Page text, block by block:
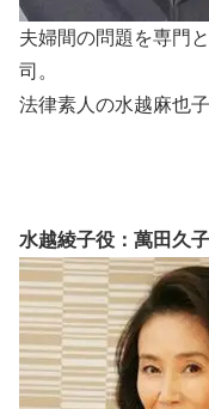
夫婦間の問題を専門
司。
法律素人の水越麻也
水越綾子役：萬田久子